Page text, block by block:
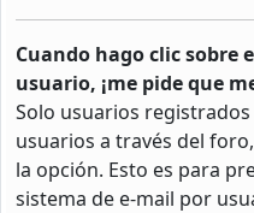
Cuando hago clic sobre
usuario, ¡me pide que
Solo usuarios
usuarios a través del
la opción. Esto es para
sistema de e-mail por